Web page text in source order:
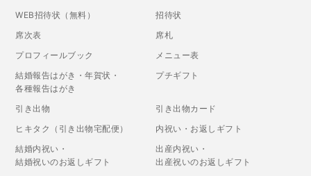
WEB招待状（無料）
招待状
席次表
席札
プロフィールブック
メニュー表
結婚報告はがき・年賀状・
各種報告はがき
プチギフト
引き出物
引き出物カード
ヒキタク（引き出物宅配便）
内祝い・お返しギフト
結婚内祝い・
結婚祝いのお返しギフト
出産内祝い・
出産祝いのお返しギフト